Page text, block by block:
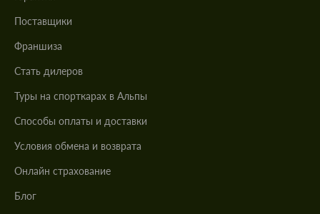
Поставщики
Франшиза
Стать дилеров
Туры на спорткарах в Альпы
Cпособы оплаты и доставки
Условия обмена и возврата
Онлайн страхование
Блог